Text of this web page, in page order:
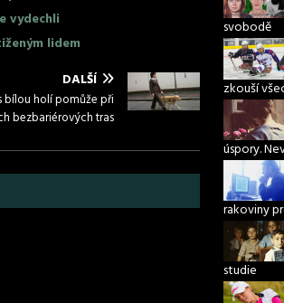
vydechli
lidem
DALŠÍ
bílou holí pomůže při
bezbariérových tras
svobodě
zkouší
úspory.
rakoviny
studie